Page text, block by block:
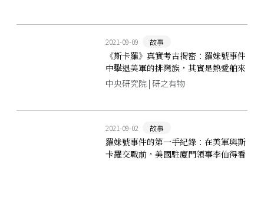
2021-09-09 故事
《斯卡羅》真實考古揭密：羅妹號事件
中擊退美軍的排灣族，其實是熱愛舶來
品的大戶
中央研究院 | 研之有物
2021-09-02 故事
羅妹號事件的第一手紀錄：在美軍與斯
卡羅交戰前，美國駐廈門領事李仙得看